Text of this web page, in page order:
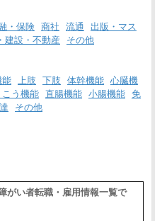
ランスフォーム
～195,000円
サイトよりご確認ください。
円
上
円
円
上
上
・保険 商社 流通
出版・マス
建設・不動産 その他
能 上肢 下肢 体幹機能 心臓機
こう機能 直腸機能 小腸機能 免
その他
がい者転職・雇用情報一覧で